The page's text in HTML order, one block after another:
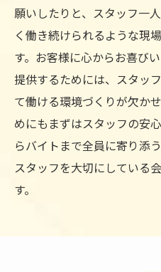
願いしたりと、スタッフ一
く働き続けられるような現
す。お客様に心からお喜び
提供するためには、スタッ
て働ける環境づくりが欠か
めにもまずはスタッフの安
らバイトまで全員に寄り添
スタッフを大切にしている
す。